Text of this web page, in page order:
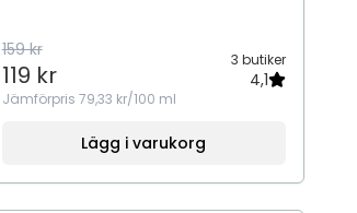
159 kr
119 kr
3 butiker
4,1
Jämförpris 79,33 kr/100 ml
Lägg i varukorg